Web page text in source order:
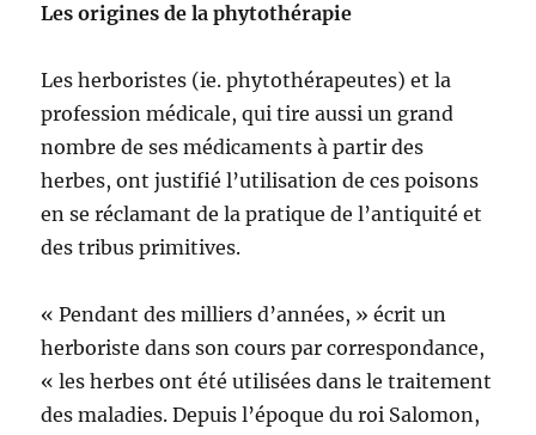
Les origines de la phytothérapie
Les herboristes (ie. phytothérapeutes) et la
profession médicale, qui tire aussi un grand
nombre de ses médicaments à partir des
herbes, ont justifié l’utilisation de ces poisons
en se réclamant de la pratique de l’antiquité et
des tribus primitives.
« Pendant des milliers d’années, » écrit un
herboriste dans son cours par correspondance,
« les herbes ont été utilisées dans le traitement
des maladies. Depuis l’époque du roi Salomon,